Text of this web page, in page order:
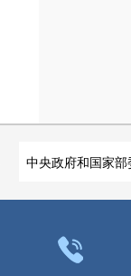
中央政府和国家部